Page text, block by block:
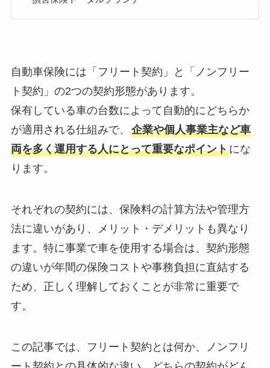
自動車保険には「フリート契約」と「ノンフリー
ト契約」の2つの契約形態があります。
保有している車の台数によって自動的にどちらか
が適用される仕組みで、 企業や個人事業主など車
両を多く運用する人にとって重要なポイントにな
ります。
それぞれの契約には、保険料の計算方法や管理方
法に違いがあり、メリット・デメリットも異なり
ます。特に事業で車を使用する場合は、契約形態
の違いが年間の保険コストや事務負担に直結する
ため、正しく理解しておくことが非常に重要で
す。
この記事では、フリート契約とは何か、ノンフリ